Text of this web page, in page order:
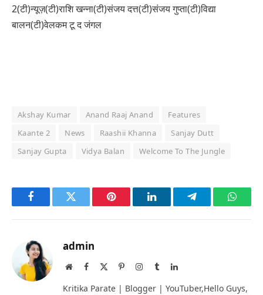
2(टी)न्यूज़(टी)राशि खन्ना(टी)संजय दत्त(टी)संजय गुप्ता(टी)विद्या
बालन(टी)वेलकम टू द जंगल
Akshay Kumar Anand Raaj Anand
Features
Kaante 2
News Raashii Khanna
Sanjay Dutt
Sanjay Gupta
Vidya Balan Welcome To The Jungle
FacebookTwitter Pinterest LinkedInTelegram
admin
WebsiteFacebook PinterestInstagram
TumblrLinkedIn
Kritika Parate | Blogger | YouTuber,Hello Guys,